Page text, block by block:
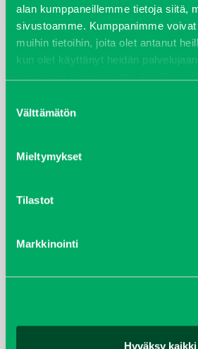
alan kumppaneillemme tietoja siitä,
sivustoamme. Kumppanimme
muihin tietoihin, joita olet antanut
kun olet käyttänyt heidän
valinta
Välttämätön
Mieltymykset
Tilastot
Markkinointi
Hyväksy kaikki
huhtikuu 2022
helmikuu 2022
kesäkuu 2021
tammikuu 2021
helmikuu 2020
joulukuu 2019